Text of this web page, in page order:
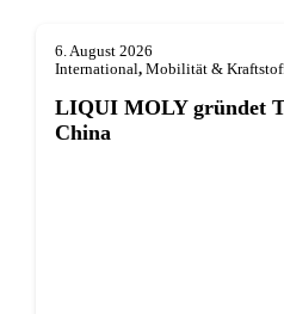
6. August 2026
International, Mobilität &
LIQUI MOLY gründet
China